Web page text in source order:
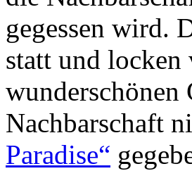
gegessen wird.
statt und
wunderschönen
Nachbarschaft
Paradise“